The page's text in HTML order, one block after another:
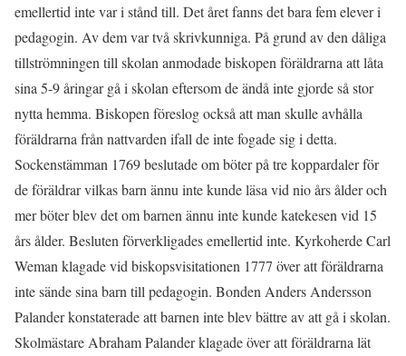
emellertid inte var i stånd till. Det året fanns det bara fem elever i
pedagogin. Av dem var två skrivkunniga. På grund av den dåliga
tillströmningen till skolan anmodade biskopen föräldrarna att låta
sina 5-9 åringar gå i skolan eftersom de ändå inte gjorde så stor
nytta hemma. Biskopen föreslog också att man skulle avhålla
föräldrarna från nattvarden ifall de inte fogade sig i detta.
Sockenstämman 1769 beslutade om böter på tre koppardaler för
de föräldrar vilkas barn ännu inte kunde läsa vid nio års ålder och
mer böter blev det om barnen ännu inte kunde katekesen vid 15
års ålder. Besluten förverkligades emellertid inte. Kyrkoherde Carl
Weman klagade vid biskopsvisitationen 1777 över att föräldrarna
inte sände sina barn till pedagogin. Bonden Anders Andersson
Palander konstaterade att barnen inte blev bättre av att gå i skolan.
Skolmästare Abraham Palander klagade över att föräldrarna lät